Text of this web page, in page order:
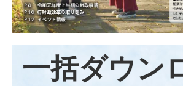
一括ダウン